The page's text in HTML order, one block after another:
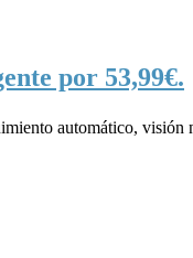
por 53,99€.
automático,